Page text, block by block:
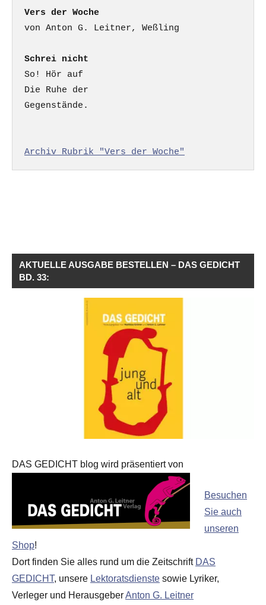
Vers der Woche
Schrei nicht
So! Hör auf
Die Ruhe der
Gegenstände.
Archiv Rubrik "Vers der Woche"
AKTUELLE AUSGABE BESTELLEN – DAS GEDICHT
BD. 33:
DAS GEDICHT blog wird präsentiert von
Besuchen
Sie auch
unseren
Shop!
Dort finden Sie alles rund um die Zeitschrift DAS
GEDICHT, unsere Lektoratsdienste sowie Lyriker,
Verleger und HerausgeberAnton G. Leitner